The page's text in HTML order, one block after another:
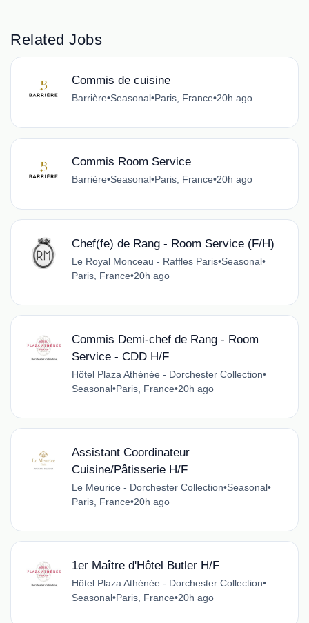
Related Jobs
Commis de cuisine
Barrière•Seasonal•Paris, France•20h ago
Commis Room Service
Barrière•Seasonal•Paris, France•20h ago
Chef(fe) de Rang - Room Service (F/H)
Le Royal Monceau - Raffles Paris•Seasonal•
Paris, France•20h ago
Commis Demi-chef de Rang - Room
Service - CDD H/F
Hôtel Plaza Athénée - Dorchester Collection•
Seasonal•Paris, France•20h ago
Assistant Coordinateur
Cuisine/Pâtisserie H/F
Le Meurice - Dorchester Collection•Seasonal•
Paris, France•20h ago
1er Maître d'Hôtel Butler H/F
Hôtel Plaza Athénée - Dorchester Collection•
Seasonal•Paris, France•20h ago